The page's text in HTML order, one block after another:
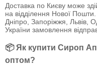
Доставка по Києву може
на відділення Нової
Дніпро, Запоріжжя, Львів,
України замовлення
📦 Як купити Сироп
оптом?